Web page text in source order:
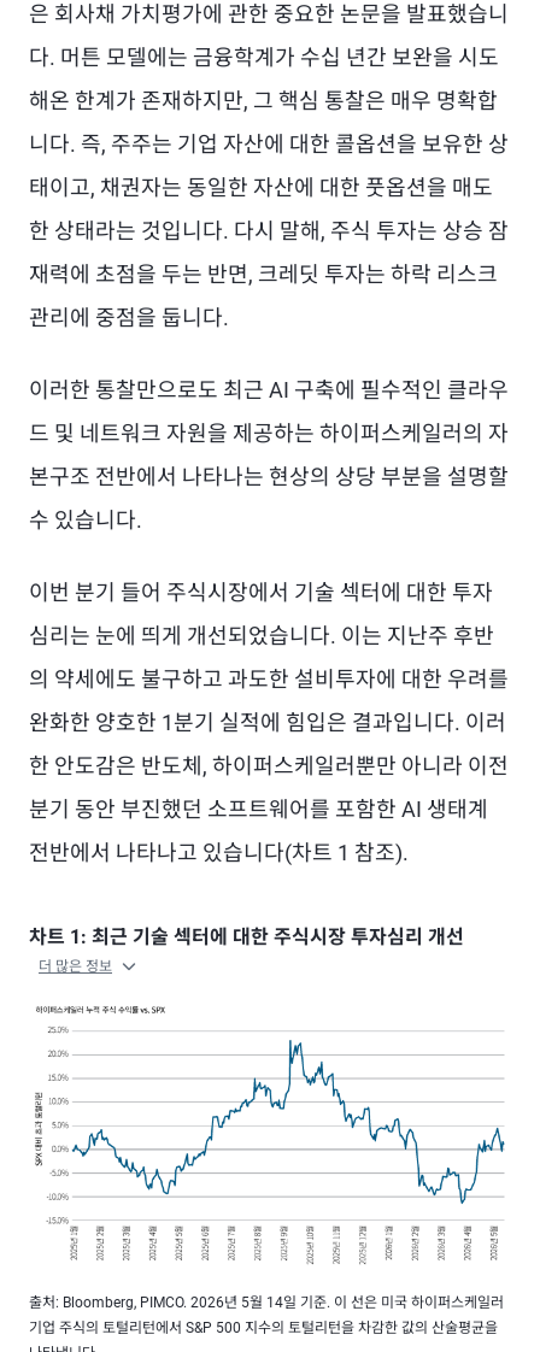
은 회사채 가치평가에 관한 중요한 논문을 발표했습니
다. 머튼 모델에는 금융학계가 수십 년간 보완을 시도
해온 한계가 존재하지만, 그 핵심 통찰은 매우 명확합
니다. 즉, 주주는 기업 자산에 대한 콜옵션을 보유한 상
태이고, 채권자는 동일한 자산에 대한 풋옵션을 매도
한 상태라는 것입니다. 다시 말해, 주식 투자는 상승 잠
재력에 초점을 두는 반면, 크레딧 투자는 하락 리스크
관리에 중점을 둡니다.
이러한 통찰만으로도 최근 AI 구축에 필수적인 클라우
드 및 네트워크 자원을 제공하는 하이퍼스케일러의 자
본구조 전반에서 나타나는 현상의 상당 부분을 설명할
수 있습니다.
이번 분기 들어 주식시장에서 기술 섹터에 대한 투자
심리는 눈에 띄게 개선되었습니다. 이는 지난주 후반
의 약세에도 불구하고 과도한 설비투자에 대한 우려를
완화한 양호한 1분기 실적에 힘입은 결과입니다. 이러
한 안도감은 반도체, 하이퍼스케일러뿐만 아니라 이전
분기 동안 부진했던 소프트웨어를 포함한 AI 생태계
전반에서 나타나고 있습니다(차트 1 참조).
차트 1: 최근 기술 섹터에 대한 주식시장 투자심리 개선
더 많은 정보
출처: Bloomberg, PIMCO. 2026년 5월 14일 기준. 이 선은 미국 하이퍼스케일러
기업 주식의 토털리턴에서 S&P 500 지수의 토털리턴을 차감한 값의 산술평균을